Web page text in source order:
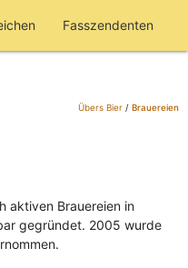
Fasszendenten
Übers Bier/ Brauereien
aktiven Brauereien in
gegründet. 2005 wurde